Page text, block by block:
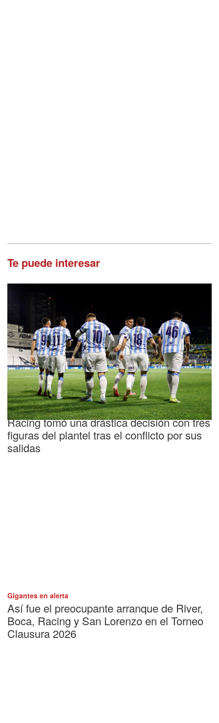
Te puede interesar
Tensión
Racing tomó una drástica decisión con tres
figuras del plantel tras el conflicto por sus
salidas
Gigantes en alerta
Así fue el preocupante arranque de River,
Boca, Racing y San Lorenzo en el Torneo
Clausura 2026